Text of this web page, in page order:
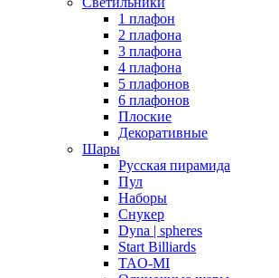
1 плафон
2 плафона
3 плафона
4 плафона
5 плафонов
6 плафонов
Плоские
Декоративные
Шары
Русская пирамида
Пул
Наборы
Снукер
Dyna | spheres
Start Billiards
TAO-MI